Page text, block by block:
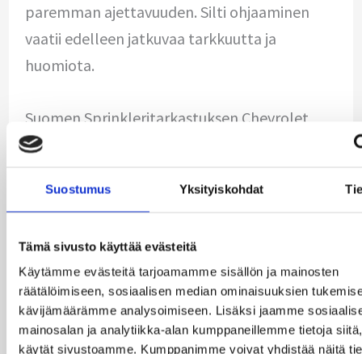
Suostumus Yksityiskohdat
Tämä sivusto käyttää evästeitä
Käytämme evästeitä tarjoamamme sisällön ja mainosten
räätälöimiseen, sosiaalisen median ominaisuuksien
kävijämäärämme analysoimiseen. Lisäksi jaamme
mainosalan ja analytiikka-alan kumppaneillemme tietoja
käytät sivustoamme. Kumppanimme voivat yhdistää näitä
paremman ajettavuuden. Silti ohjaaminen
vaatii edelleen jatkuvaa tarkkuutta ja
huomiota.
Suomen Sprinkleritarkastuksen Chevrolet
Apache 1959 on enemmän kuin vain auto – se
menneen maailman tunnelmaa ja ajamisen
Odotamme innolla, että voimme esitellä tätä
kaunotarta asiakkaillemme ja
yhteistyökumppaneillemme. Tervetuloa